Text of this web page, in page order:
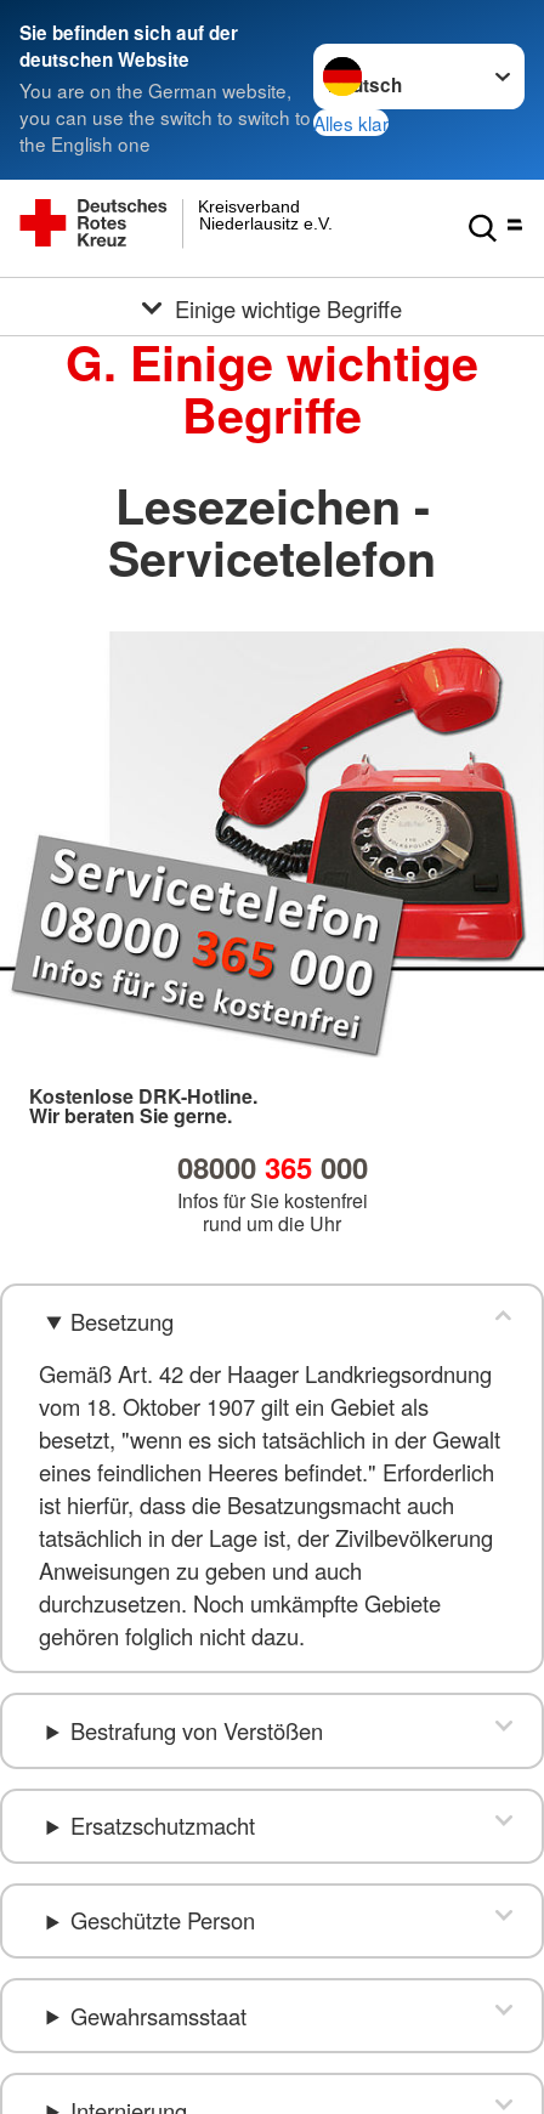
Sie befinden sich auf der
deutschen Website
You are on the German website,
you can use the switch to switch to
the English one
Sprache wechseln zu
Alles klar
Niederlausitz e.V.
Kreisverband
Einige wichtige Begriffe
G. Einige wichtige
Begriffe
Lesezeichen -
Servicetelefon
Kostenlose DRK-Hotline.
Wir beraten Sie gerne.
08000 365000
Infos für Sie kostenfrei
rund um die Uhr
Besetzung
Gemäß Art. 42 der Haager Landkriegsordnung
vom 18. Oktober 1907 gilt ein Gebiet als
besetzt, "wenn es sich tatsächlich in der Gewalt
eines feindlichen Heeres befindet." Erforderlich
ist hierfür, dass die Besatzungsmacht auch
tatsächlich in der Lage ist, der Zivilbevölkerung
Anweisungen zu geben und auch
durchzusetzen. Noch umkämpfte Gebiete
gehören folglich nicht dazu.
Bestrafung von Verstößen
Ersatzschutzmacht
Geschützte Person
Gewahrsamsstaat